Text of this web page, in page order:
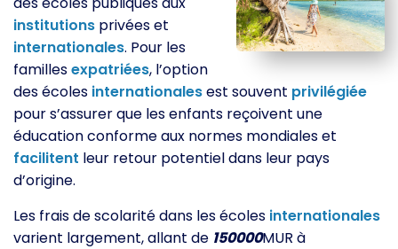
institutions privées et
internationales. Pour les
famillesexpatriées, l’option
des écoles internationalesest souvent privilégiée
pour s’assurer que les enfants reçoivent une
éducation conforme aux normes mondiales et
facilitent leur retour potentiel dans leur pays
d’origine.
Les frais de scolarité dans les écoles internationales
varient largement, allant de 150000MUR à